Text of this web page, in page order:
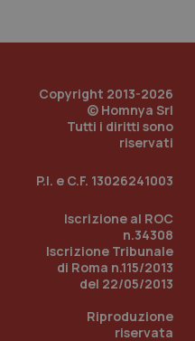
Copyright 2013-2026
© Homnya Srl
Tutti i diritti sono
riservati
P.I. e C.F. 13026241003
Iscrizione al ROC
n.34308
Iscrizione Tribunale
di Roma n.115/2013
del 22/05/2013
Riproduzione
riservata
Scadenza